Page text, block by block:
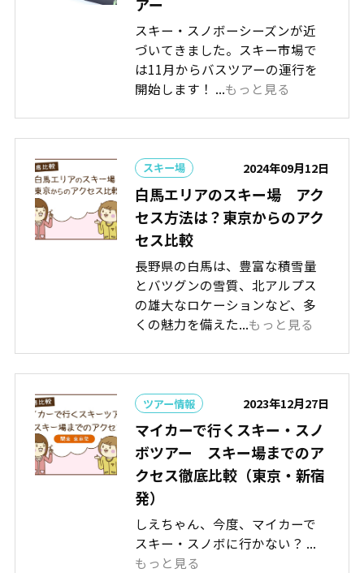
スキー・スノボーシーズンが近
づいてきました。スキー市場で
は11月からバスツアーの運行を
開始します！ ...もっと見る
スキー場 2024年09月12日
白馬エリアのスキー場 アク
セス方法は？東京からのアク
セス比較
長野県の白馬は、豊富な積雪量
とバツグンの雪質、北アルプス
の雄大なロケーションなど、多
くの魅力を備えた...もっと見る
ツアー情報 2023年12月27日
マイカーで行くスキー・スノ
ボツアー スキー場までのア
クセス徹底比較（東京・新宿
発）
しえちゃん、今度、マイカーで
スキー・スノボに行かない？ ...
もっと見る